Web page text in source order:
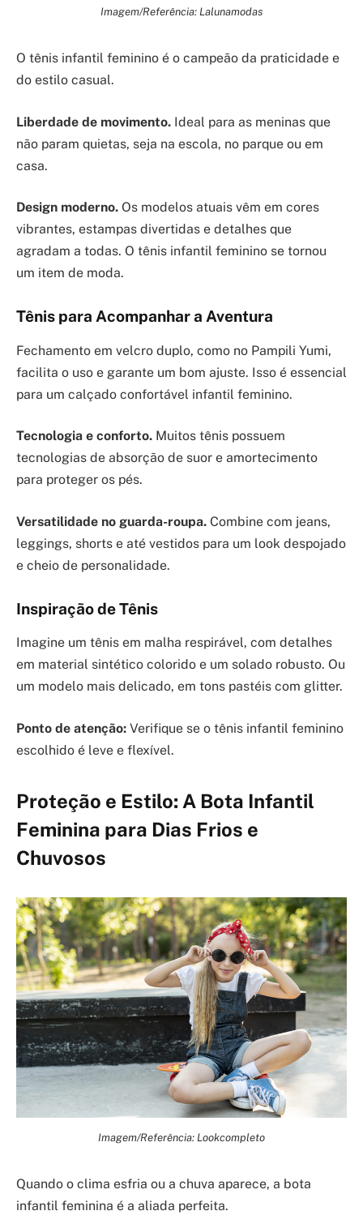
Imagem/Referência: Lalunamodas
O tênis infantil feminino é o campeão da praticidade e
do estilo casual.
Liberdade de movimento. Ideal para as meninas que
não param quietas, seja na escola, no parque ou em
casa.
Design moderno. Os modelos atuais vêm em cores
vibrantes, estampas divertidas e detalhes que
agradam a todas. O tênis infantil feminino se tornou
um item de moda.
Tênis para Acompanhar a Aventura
Fechamento em velcro duplo, como no Pampili Yumi,
facilita o uso e garante um bom ajuste. Isso é essencial
para um calçado confortável infantil feminino.
Tecnologia e conforto. Muitos tênis possuem
tecnologias de absorção de suor e amortecimento
para proteger os pés.
Versatilidade no guarda-roupa. Combine com jeans,
leggings, shorts e até vestidos para um look despojado
e cheio de personalidade.
Inspiração de Tênis
Imagine um tênis em malha respirável, com detalhes
em material sintético colorido e um solado robusto. Ou
um modelo mais delicado, em tons pastéis com glitter.
Ponto de atenção: Verifique se o tênis infantil feminino
escolhido é leve e flexível.
Proteção e Estilo: A Bota Infantil
Feminina para Dias Frios e
Chuvosos
Imagem/Referência: Lookcompleto
Quando o clima esfria ou a chuva aparece, a bota
infantil feminina é a aliada perfeita.